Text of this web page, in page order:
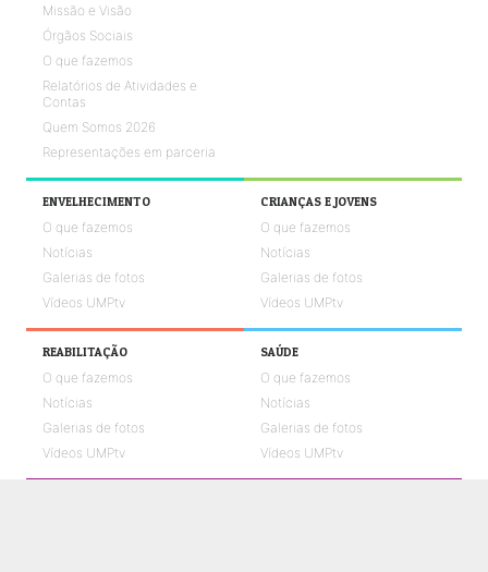
Missão e Visão
Órgãos Sociais
O que fazemos
Relatórios de Atividades e
Contas
Quem Somos 2026
Representações em parceria
ENVELHECIMENTO
O que fazemos
Notícias
Galerias de fotos
Vídeos UMPtv
CRIANÇAS E JOVENS
O que fazemos
Notícias
Galerias de fotos
Vídeos UMPtv
REABILITAÇÃO
O que fazemos
Notícias
Galerias de fotos
Vídeos UMPtv
SAÚDE
O que fazemos
Notícias
Galerias de fotos
Vídeos UMPtv